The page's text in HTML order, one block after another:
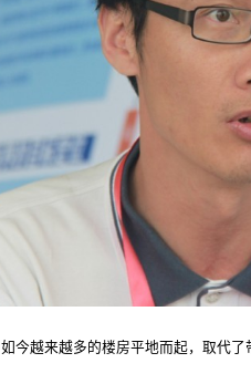
如今越来越多的楼房平地而起，取代